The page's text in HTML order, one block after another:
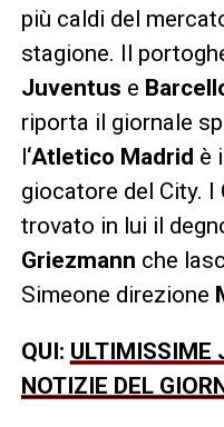
più caldi del
stagione. Il
Juventus e
riporta il giornale
l‘Atletico Madrid è
giocatore del City.
trovato in lui il
Griezmann che
Simeone direzione
QUI: ULTIMISSIME
NOTIZIE DEL